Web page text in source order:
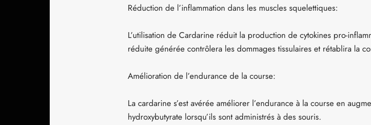
Réduction de l’inflammation dans les muscles squelettiques:
L’utilisation de Cardarine réduit la production de cytokines pro-
réduite générée contrôlera les dommages tissulaires et rétablira la
Amélioration de l’endurance de la course:
La cardarine s’est avérée améliorer l’endurance à la course en
hydroxybutyrate lorsqu’ils sont administrés à des souris.